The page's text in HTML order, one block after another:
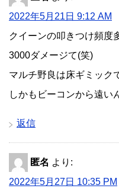
2022年5月21日 9:12 AM
クイーンの叩きつけ頻度
3000ダメージて(笑)
マルチ野良は床ギミック
しかもビーコンから遠い
返信
匿名 より:
2022年5月27日 10:35 PM